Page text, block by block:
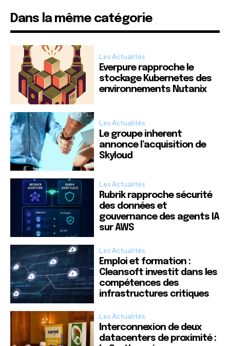
Dans la même catégorie
Les Actualités
Everpure rapproche le
stockage Kubernetes des
environnements Nutanix
Les Actualités
Le groupe inherent
annonce l’acquisition de
Skyloud
Les Actualités
Rubrik rapproche sécurité
des données et
gouvernance des agents IA
sur AWS
Les Actualités
Emploi et formation :
Cleansoft investit dans les
compétences des
infrastructures critiques
Les Actualités
Interconnexion de deux
datacenters de proximité :